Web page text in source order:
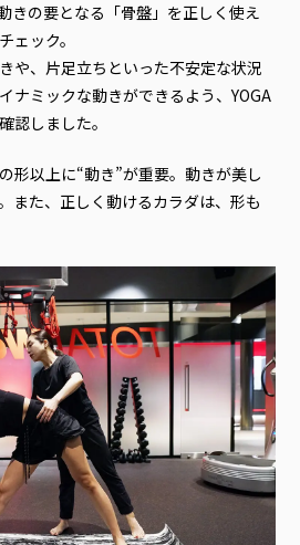
きの要となる「骨盤」を正しく使え
ェック。
や、片足立ちといった不安定な状況
ナミックな動きができるよう、YOGA
認しました。
形以上に“動き”が重要。動きが美し
また、正しく動けるカラダは、形も